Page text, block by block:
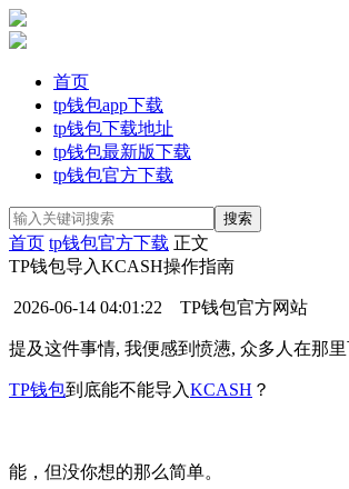
首页
tp钱包app下载
tp钱包下载地址
tp钱包最新版下载
tp钱包官方下载
首页 tp钱包官方下载 正文
TP钱包导入KCASH操作指南
2026-06-14 04:01:22 TP钱包官方网站
提及这件事情, 我便感到愤懑, 众多人在那
TP钱包到底能不能导入KCASH ？
能，但没你想的那么简单。